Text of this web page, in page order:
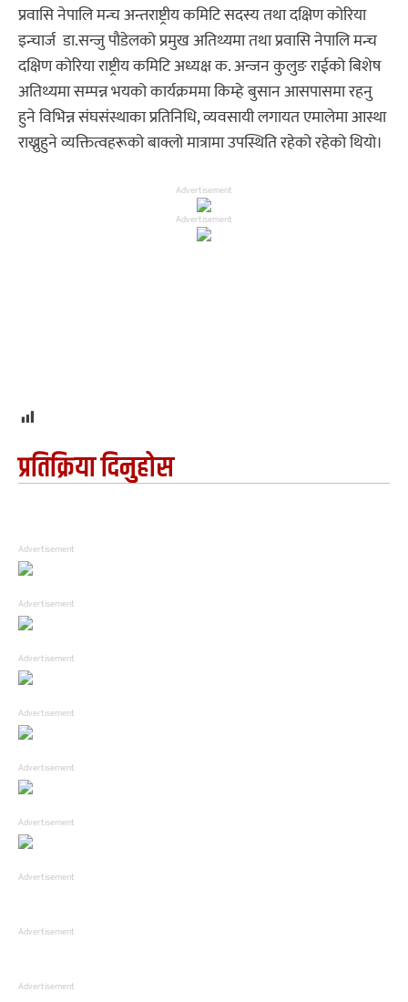
प्रवासि नेपालि मन्च अन्तराष्ट्रीय कमिटि सदस्य तथा दक्षिण कोरिया
इन्चार्ज डा.सन्जु पौडेलको प्रमुख अतिथ्यमा तथा प्रवासि नेपालि मन्च
दक्षिण कोरिया राष्ट्रीय कमिटि अध्यक्ष क. अन्जन कुलुङ राईको बिशेष
अतिथ्यमा सम्पन्न भयको कार्यक्रममा किम्हे बुसान आसपासमा रहनु
हुने विभिन्न संघसंस्थाका प्रतिनिधि, व्यवसायी लगायत एमालेमा आस्था
राख्नुहुने व्यक्तित्वहरूको बाक्लो मात्रामा उपस्थिति रहेको रहेको थियो।
Advertisement
Advertisement
प्रतिक्रिया दिनुहोस
Advertisement
Advertisement
Advertisement
Advertisement
Advertisement
Advertisement
Advertisement
Advertisement
Advertisement